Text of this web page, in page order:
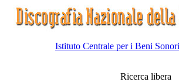
Istituto Centrale per i Beni
Ricerca libera